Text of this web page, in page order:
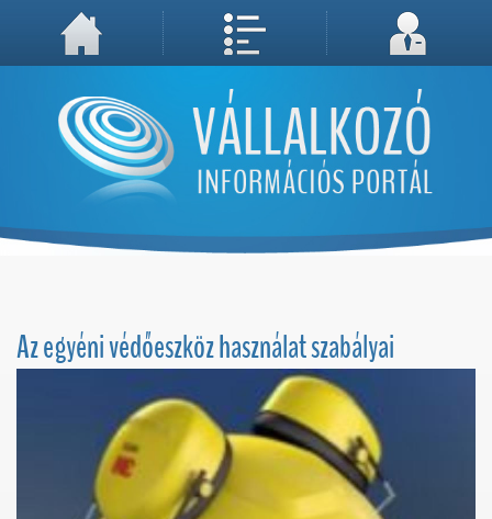
A weboldal használatával Ön elfogadja, hogy Cookie-kat (sütiket) tároljunk számítógépén. A sütik a weboldal megfelelő működéséhez
Megértettem, folytatás...
Az egyéni védőeszköz használat szabályai